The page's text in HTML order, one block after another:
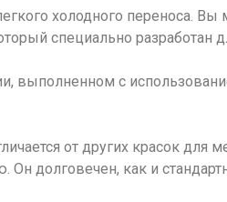
холодного переноса.
специально разработан
выполненном с
от других красок
долговечен, как и